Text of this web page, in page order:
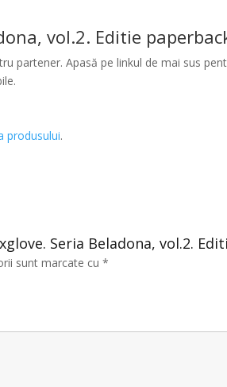
vol.2. Editie
partener. Apasă pe linkul de mai sus
produsului.
Seria Beladona, vol.2.
sunt marcate cu*